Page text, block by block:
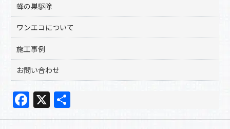
蜂の巣駆除
ワンエコについて
施工事例
お問い合わせ
F
a
X
有